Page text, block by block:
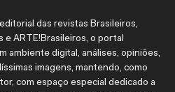
das revistas Brasileiros,
e ARTE!Brasileiros, o portal
ambiente digital, análises, opiniões,
imagens, mantendo, como
com espaço especial dedicado a